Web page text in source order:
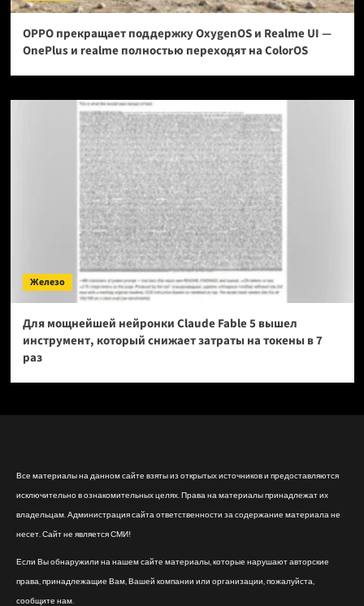
OPPO прекращает поддержку OxygenOS и Realme UI —
OnePlus и realme полностью переходят на ColorOS
Железо
Для мощнейшей нейронки Claude Fable 5 вышел
инструмент, который снижает затраты на токены в 7
раз
Все материалы на данном сайте взяты из открытых источников и предоставляются
исключительно в ознакомительных целях. Права на материалы принадлежат их
владельцам. Администрация сайта ответственности за содержание материала не
несет. Сайт не является СМИ!
Если Вы обнаружили на нашем сайте материалы, которые нарушают авторские
права, принадлежащие Вам, Вашей компании или организации, пожалуйста,
сообщите нам.